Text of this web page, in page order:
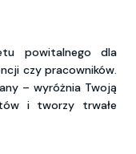
powitalnego dla
czy pracowników.
– wyróżnia Twoją
i tworzy trwałe